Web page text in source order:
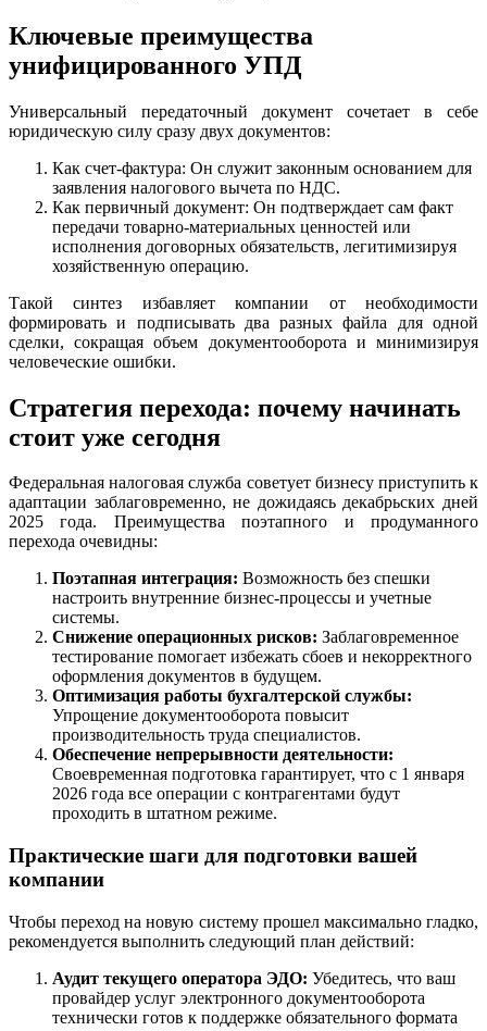
Ключевые преимущества
унифицированного УПД
Универсальный передаточный документ сочетает в себе
юридическую силу сразу двух документов:
Как счет-фактура: Он служит законным основанием для
заявления налогового вычета по НДС.
Как первичный документ: Он подтверждает сам факт
передачи товарно-материальных ценностей или
исполнения договорных обязательств, легитимизируя
хозяйственную операцию.
Такой синтез избавляет компании от необходимости
формировать и подписывать два разных файла для одной
сделки, сокращая объем документооборота и минимизируя
человеческие ошибки.
Стратегия перехода: почему начинать
стоит уже сегодня
Федеральная налоговая служба советует бизнесу приступить к
адаптации заблаговременно, не дожидаясь декабрьских дней
2025 года. Преимущества поэтапного и продуманного
перехода очевидны:
Поэтапная интеграция: Возможность без спешки
настроить внутренние бизнес-процессы и учетные
системы.
Снижение операционных рисков: Заблаговременное
тестирование помогает избежать сбоев и некорректного
оформления документов в будущем.
Оптимизация работы бухгалтерской службы:
Упрощение документооборота повысит
производительность труда специалистов.
Обеспечение непрерывности деятельности:
Своевременная подготовка гарантирует, что с 1 января
2026 года все операции с контрагентами будут
проходить в штатном режиме.
Практические шаги для подготовки вашей
компании
Чтобы переход на новую систему прошел максимально гладко,
рекомендуется выполнить следующий план действий:
Аудит текущего оператора ЭДО: Убедитесь, что ваш
провайдер услуг электронного документооборота
технически готов к поддержке обязательного формата